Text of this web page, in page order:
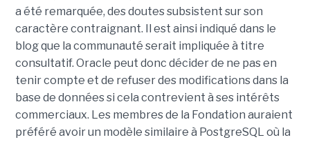
a été remarquée, des doutes subsistent sur son
caractère contraignant. Il est ainsi indiqué dans le
blog que la communauté serait impliquée à titre
consultatif. Oracle peut donc décider de ne pas en
tenir compte et de refuser des modifications dans la
base de données si cela contrevient à ses intérêts
commerciaux. Les membres de la Fondation auraient
préféré avoir un modèle similaire à PostgreSQL où la